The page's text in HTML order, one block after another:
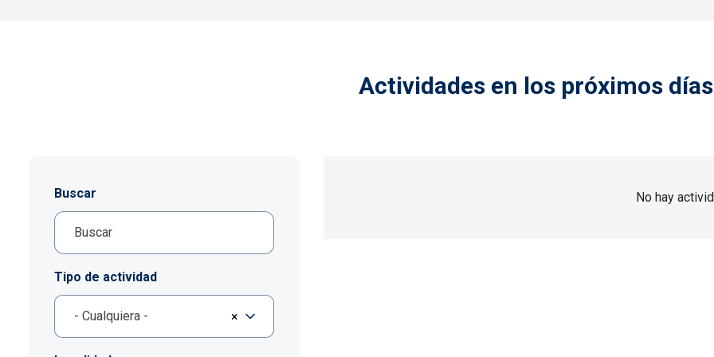
Actividades en los próximos días
Buscar
Tipo de actividad
×
- Cualquiera -
No hay